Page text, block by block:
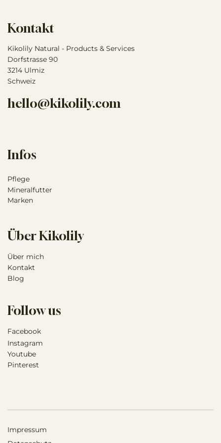
Impressum
Kontakt
Kikolily Natural - Products & Services
Dorfstrasse 90
3214 Ulmiz
Schweiz
hello@kikolily.com
Follow us
Facebook
Instagram
Youtube
Pinterest
Infos
Pflege
Mineralfutter
Marken
Über Kikolily
Über mich
Kontakt
Blog